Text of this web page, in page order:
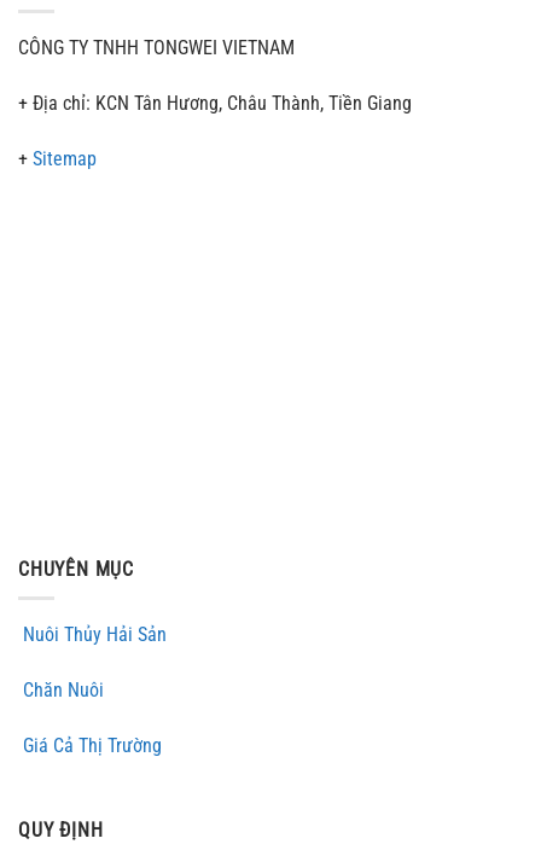
CÔNG TY TNHH TONGWEI VIETNAM
+ Địa chỉ: KCN Tân Hương, Châu Thành, Tiền Giang
+ Sitemap
CHUYÊN MỤC
Nuôi Thủy Hải Sản
Chăn Nuôi
Giá Cả Thị Trường
QUY ĐỊNH